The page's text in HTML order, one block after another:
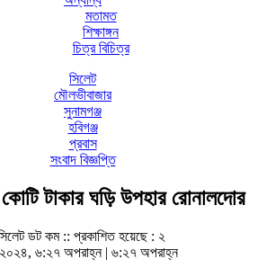
মতামত
শিক্ষাঙ্গন
চিত্র বিচিত্র
সিলেট
মৌলভীবাজার
সুনামগঞ্জ
হবিগঞ্জ
প্রবাস
সংবাদ বিজ্ঞপ্তি
কোটি টাকার ঘড়ি উপহার রোনালদোর
ডট কম :: প্রকাশিত হয়েছে : ২
২০২৪, ৬:২৭ অপরাহ্ন | ৬:২৭ অপরাহ্ন